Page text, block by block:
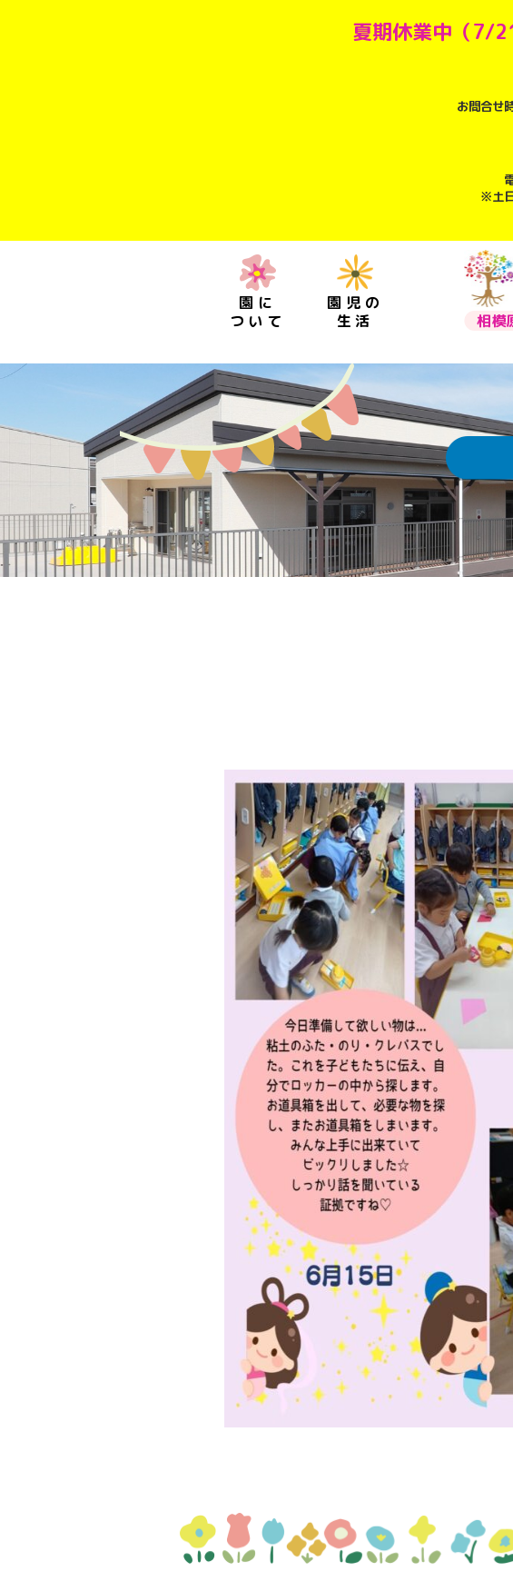
夏期休業中（7/
お問合せ
※土
相模
園に
ついて
教育保育について 通園方法
園児の
生活
園の環境 生活の流れ クラス
募集案内
入園説明会
未就園児教室
アクセスMAP